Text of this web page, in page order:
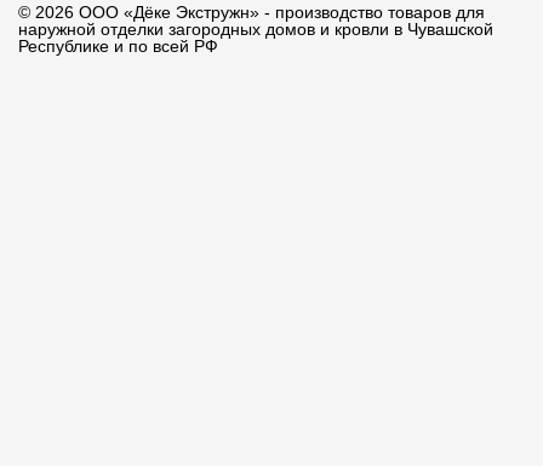
© 2026 ООО «Дёке Экстружн» - производство товаров для
наружной отделки загородных домов и кровли в Чувашской
Республике и по всей РФ